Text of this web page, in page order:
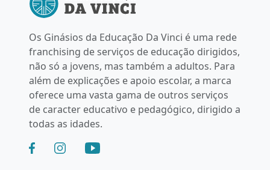
Os Ginásios da Educação Da Vinci é uma rede
franchising de serviços de educação dirigidos,
não só a jovens, mas também a adultos. Para
além de explicações e apoio escolar, a marca
oferece uma vasta gama de outros serviços
de caracter educativo e pedagógico, dirigido a
todas as idades.